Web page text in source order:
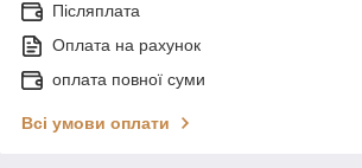
Післяплата
Оплата на рахунок
оплата повної суми
Всі умови оплати